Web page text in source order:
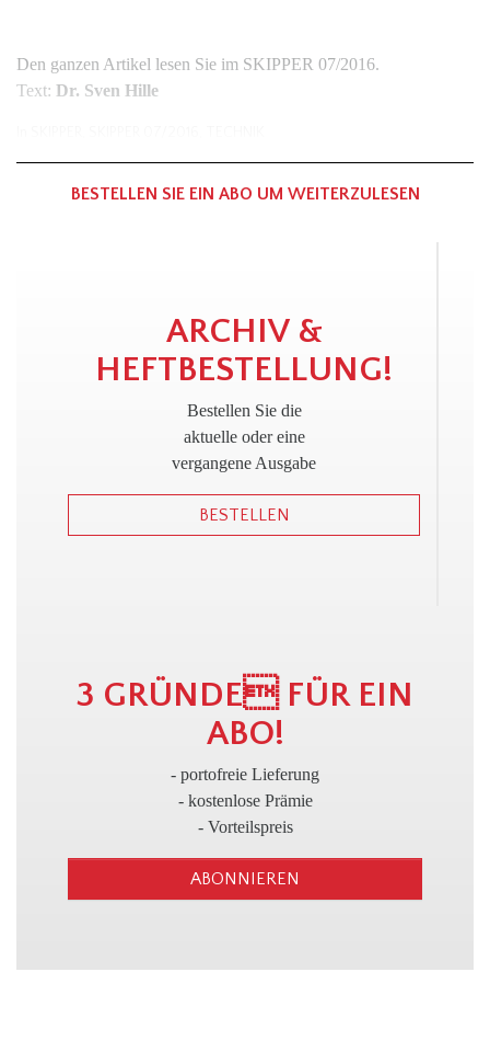
Den ganzen Artikel lesen Sie im SKIPPER 07/2016.
Text: Dr. Sven Hille
BESTELLEN SIE EIN ABO UM WEITERZULESEN
!
ARCHIV &
HEFTBESTELLUNG!
Bestellen Sie die
aktuelle oder eine
vergangene Ausgabe
BESTELLEN
3
3 GRÜNDE FÜR EIN
ABO!
- portofreie Lieferung
- kostenlose Prämie
- Vorteilspreis
ABONNIEREN